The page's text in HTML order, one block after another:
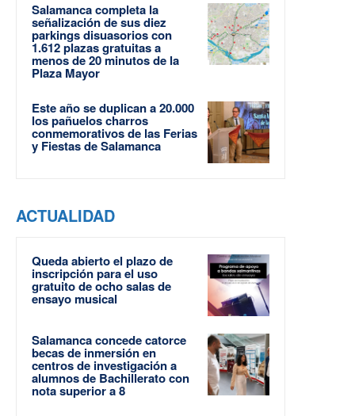
Salamanca completa la
señalización de sus diez
parkings disuasorios con
1.612 plazas gratuitas a
menos de 20 minutos de la
Plaza Mayor
Este año se duplican a 20.000
los pañuelos charros
conmemorativos de las Ferias
y Fiestas de Salamanca
ACTUALIDAD
Queda abierto el plazo de
inscripción para el uso
gratuito de ocho salas de
ensayo musical
Salamanca concede catorce
becas de inmersión en
centros de investigación a
alumnos de Bachillerato con
nota superior a 8